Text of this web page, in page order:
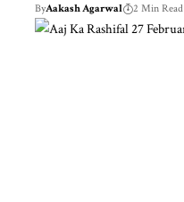
ByAakash Agarwal 2 Min Read